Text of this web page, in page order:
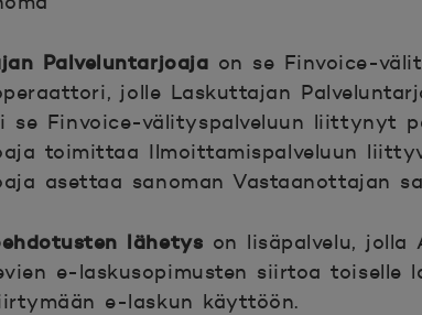
Palveluntarjoaja on se Finvoice-
jolle Laskuttajan
se Finvoice-välityspalveluun liittynyt
toimittaa Ilmoittamispalveluun
asettaa sanoman Vastaanottajan
lähetys on lisäpalvelu, jolla
e-laskusopimusten siirtoa toiselle
e-laskun käyttöön.